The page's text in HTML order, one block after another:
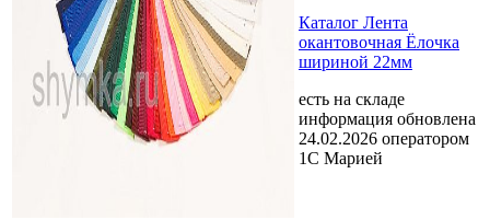
Каталог Лента
окантовочная Ёлочка
шириной 22мм
есть на складе
информация обновлена
24.02.2026 оператором
1С Марией